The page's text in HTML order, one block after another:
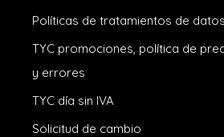
Políticas de tratamientos de datos
TYC promociones, política de
y errores
TYC día sin IVA
Solicitud de cambio